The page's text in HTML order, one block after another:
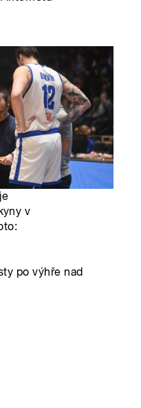
v
po výhře nad